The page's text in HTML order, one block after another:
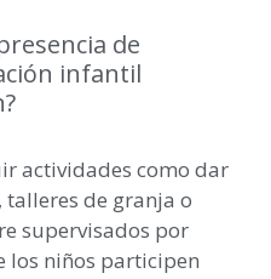
de
infantil
actividades como dar
talleres de granja o
supervisados por
los niños participen